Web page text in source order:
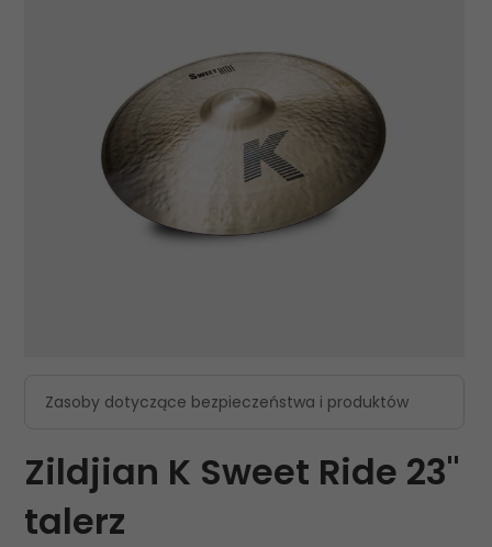
Zasoby dotyczące bezpieczeństwa i produktów
Zildjian K Sweet Ride 23"
talerz